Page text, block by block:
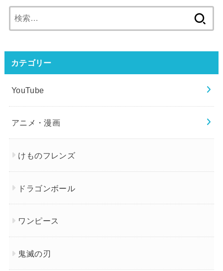
索:
カテゴリー
YouTube
アニメ・漫画
けものフレンズ
ドラゴンボール
ワンピース
鬼滅の刃